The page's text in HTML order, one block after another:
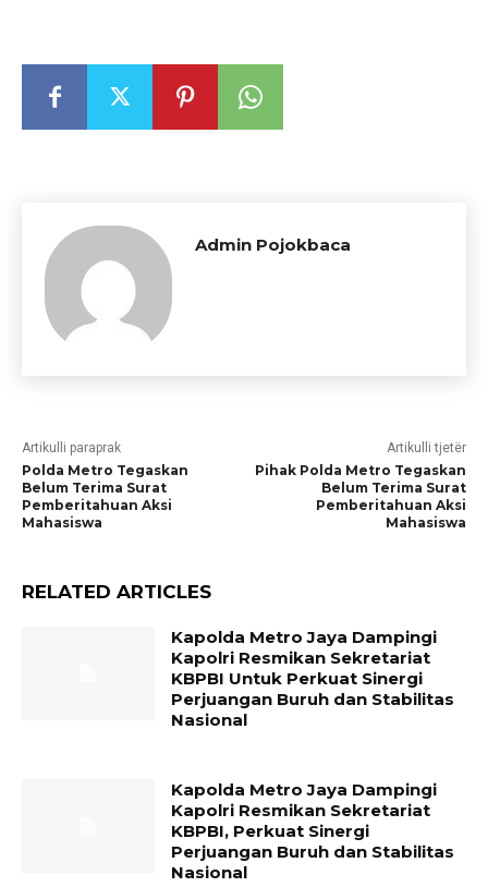
Admin Pojokbaca
Artikulli paraprak
Polda Metro Tegaskan
Belum Terima Surat
Pemberitahuan Aksi
Mahasiswa
Artikulli tjetër
Pihak Polda Metro Tegaskan
Belum Terima Surat
Pemberitahuan Aksi
Mahasiswa
RELATED ARTICLES
Kapolda Metro Jaya Dampingi
Kapolri Resmikan Sekretariat
KBPBI Untuk Perkuat Sinergi
Perjuangan Buruh dan Stabilitas
Nasional
Kapolda Metro Jaya Dampingi
Kapolri Resmikan Sekretariat
KBPBI, Perkuat Sinergi
Perjuangan Buruh dan Stabilitas
Nasional